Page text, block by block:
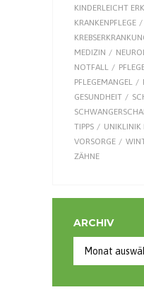
KINDERLEICHT
KRANKENPFLEGE
MEDIZIN
NOTFALL
PFLEGEMANGEL
GESUNDHEIT
TIPPS
UNIKLINIK
VORSORGE
ZÄHNE
ARCHIV